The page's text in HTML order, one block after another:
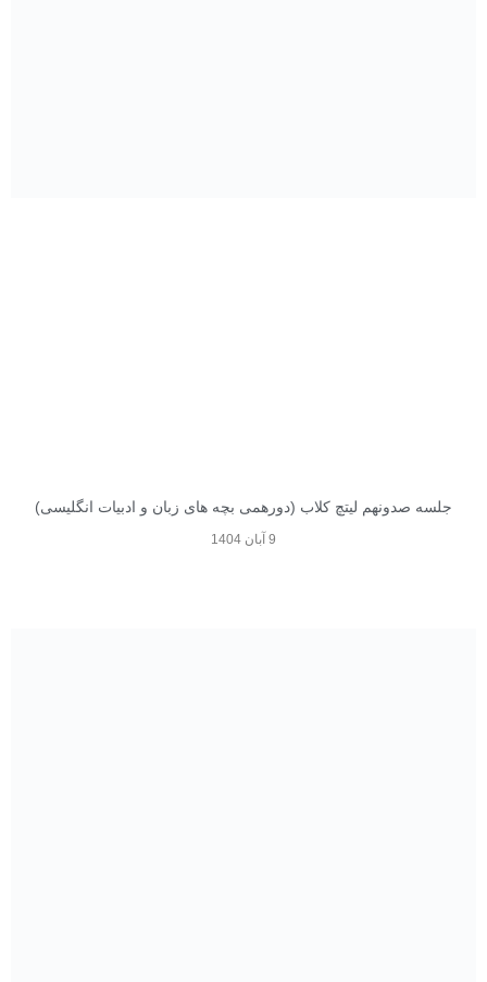
جلسه صدونهم لیتچ کلاب (دورهمی بچه های زبان و ادبیات انگلیسی)
9 آبان 1404